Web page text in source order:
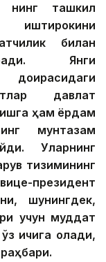
нинг ташкил
билан
Янги
доирасидаги
давлат
ҳам ёрдам
мунтазам
Уларнинг
тизимининг
президент
шунингдек,
учун муддат
ичига олади,